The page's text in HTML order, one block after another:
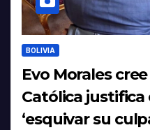
BOLIVIA
Evo Morales
Católica justifica
‘esquivar su